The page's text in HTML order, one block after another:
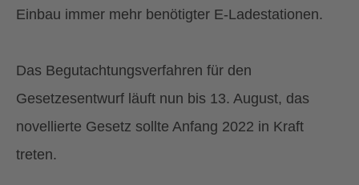
Einbau immer mehr benötigter E-Ladestationen.
Das Begutachtungsverfahren für den
Gesetzesentwurf läuft nun bis 13. August, das
novellierte Gesetz sollte Anfang 2022 in Kraft
treten.